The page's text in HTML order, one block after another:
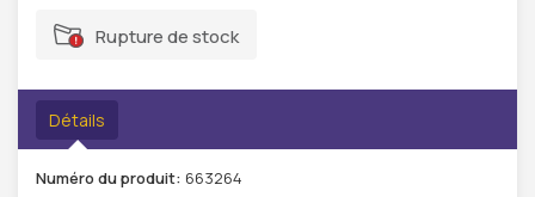
Rupture de stock
Détails
Numéro du produit: 663264